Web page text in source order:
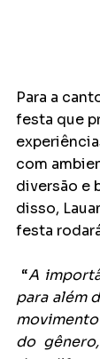
Para a
festa que
com
diversão e
disso,
festa
“A
para além
do